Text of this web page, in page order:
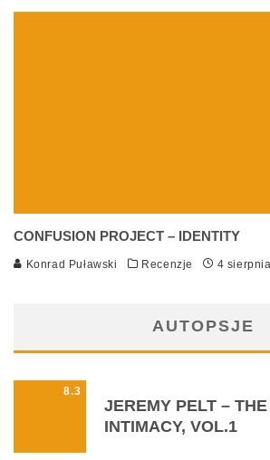
CONFUSION PROJECT – IDENTITY
Konrad Puławski Recenzje 4
AUTOPSJE
8.3
JEREMY PELT –
INTIMACY, VOL.1